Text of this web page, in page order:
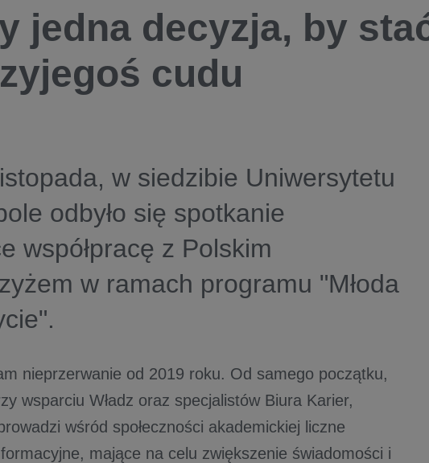
jedna decyzja, by
cudu
w siedzibie Uniwersytetu
odbyło się spotkanie
współpracę z Polskim
w ramach programu "Młoda
nieprzerwanie od 2019 roku. Od samego początku,
wsparciu Władz oraz specjalistów Biura Karier,
wśród społeczności akademickiej liczne
mające na celu zwiększenie świadomości i